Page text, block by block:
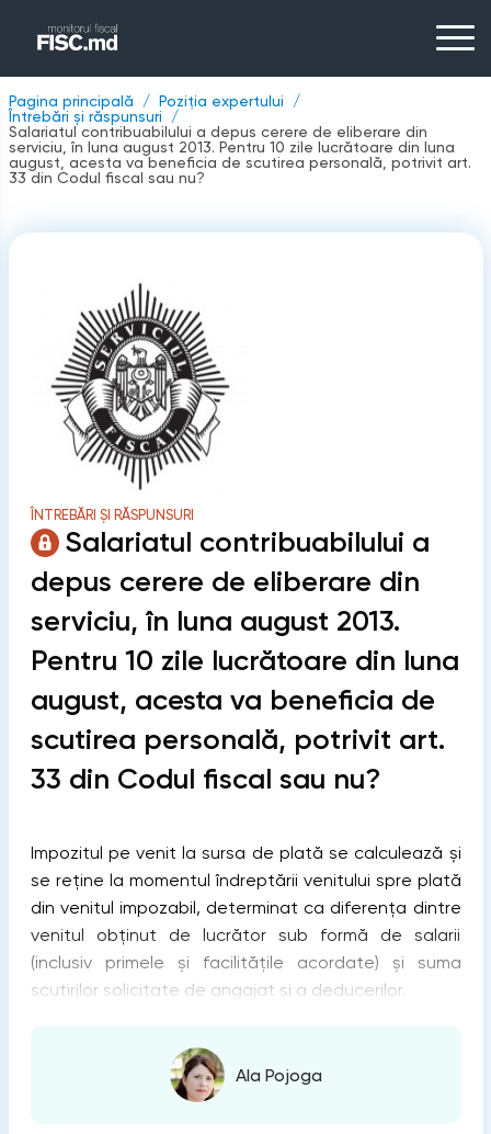
Pagina principală
Poziția expertului
Întrebări și răspunsuri
Salariatul contribuabilului a depus cerere de eliberare din
serviciu, în luna august 2013. Pentru 10 zile lucrătoare din luna
august, acesta va beneficia de scutirea personală, potrivit art.
33 din Codul fiscal sau nu?
ÎNTREBĂRI ȘI RĂSPUNSURI
Salariatul contribuabilului a
depus cerere de eliberare din
serviciu, în luna august 2013.
Pentru 10 zile lucrătoare din luna
august, acesta va beneficia de
scutirea personală, potrivit art.
33 din Codul fiscal sau nu?
Impozitul pe venit la sursa de plată se calculează şi
se reţine la momentul îndreptării venitului spre plată
din venitul impozabil, determinat ca diferenţa dintre
venitul obţinut de lucrător sub formă de salarii
(inclusiv primele şi facilităţile acordate) şi suma
scutirilor solicitate de angajat şi a deducerilor.
Ala Pojoga